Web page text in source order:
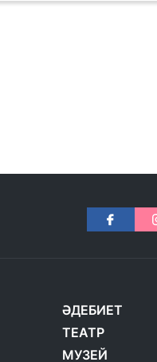
ӘДЕБИЕТ
ТЕАТР
МУЗЕЙ